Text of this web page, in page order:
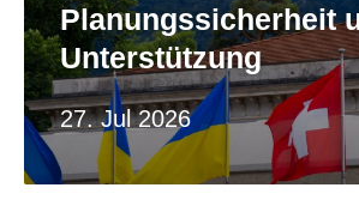
27. Jul 2026
Planungssicherheit
Unterstützung